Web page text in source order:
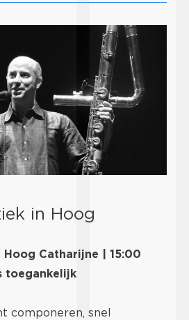
in Hoog
Catharijne | 15:00
toegankelijk
componeren, snel